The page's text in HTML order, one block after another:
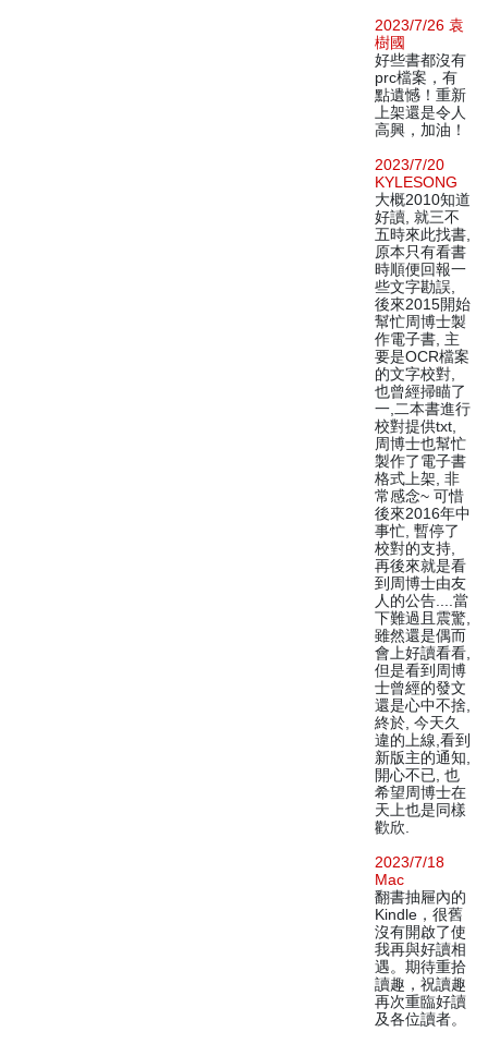
2023/7/26 袁
樹國
好些書都沒有
prc檔案，有
點遺憾！重新
上架還是令人
高興，加油！
2023/7/20
KYLESONG
大概2010知道
好讀, 就三不
五時來此找書,
原本只有看書
時順便回報一
些文字勘誤,
後來2015開始
幫忙周博士製
作電子書, 主
要是OCR檔案
的文字校對,
也曾經掃瞄了
一,二本書進行
校對提供txt,
周博士也幫忙
製作了電子書
格式上架, 非
常感念~ 可惜
後來2016年中
事忙, 暫停了
校對的支持,
再後來就是看
到周博士由友
人的公告....當
下難過且震驚,
雖然還是偶而
會上好讀看看,
但是看到周博
士曾經的發文
還是心中不捨,
終於, 今天久
違的上線,看到
新版主的通知,
開心不已, 也
希望周博士在
天上也是同樣
歡欣.
2023/7/18
Mac
翻書抽屜內的
Kindle，很舊
沒有開啟了使
我再與好讀相
遇。期待重拾
讀趣，祝讀趣
再次重臨好讀
及各位讀者。